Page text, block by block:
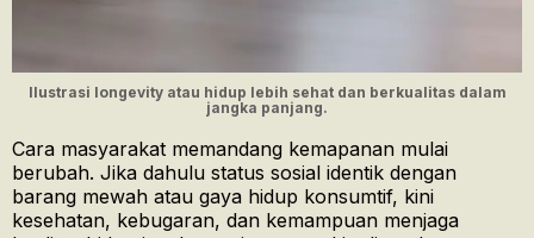
Ilustrasi longevity atau hidup lebih sehat dan berkualitas dalam
jangka panjang.
Cara masyarakat memandang kemapanan mulai
berubah. Jika dahulu status sosial identik dengan
barang mewah atau gaya hidup konsumtif, kini
kesehatan, kebugaran, dan kemampuan menjaga